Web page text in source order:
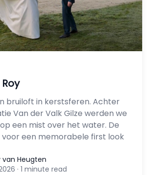
bruiloft in kerstsferen. Achter
Van der Valk Gilze werden we
een mist over het water. De
een memorabele first look
van Heugten
· 1 minute read